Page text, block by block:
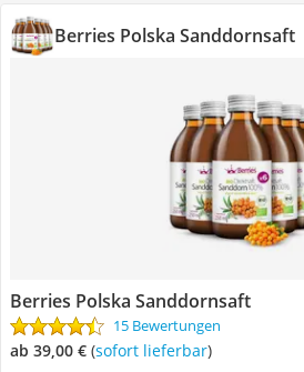
‎Berries Polska Sanddornsaft
‎Berries Polska Sanddornsaft
15 Bewertungen
ab 39,00 € ( Sofort lieferbar)